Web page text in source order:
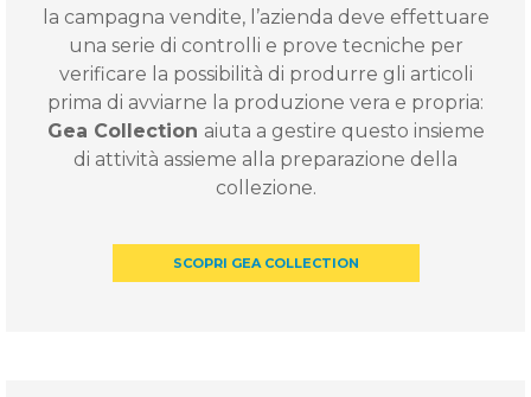
la campagna vendite, l’azienda deve effettuare
una serie di controlli e prove tecniche per
verificare la possibilità di produrre gli articoli
prima di avviarne la produzione vera e propria:
Gea Collection aiuta a gestire questo insieme
di attività assieme alla preparazione della
collezione.
SCOPRI GEA COLLECTION